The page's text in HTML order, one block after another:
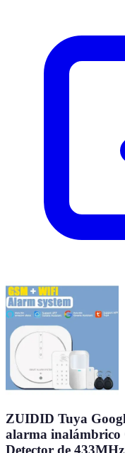
ZUIDID Tuya
alarma inalámbrico
Detector de